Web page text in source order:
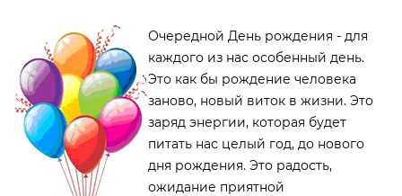
Очередной День рождения - для
каждого из нас особенный день.
Это как бы рождение человека
заново, новый виток в жизни. Это
заряд энергии, которая будет
питать нас целый год, до нового
дня рождения. Это радость,
ожидание приятной